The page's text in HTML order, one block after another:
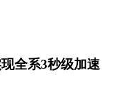
全系3秒级加速